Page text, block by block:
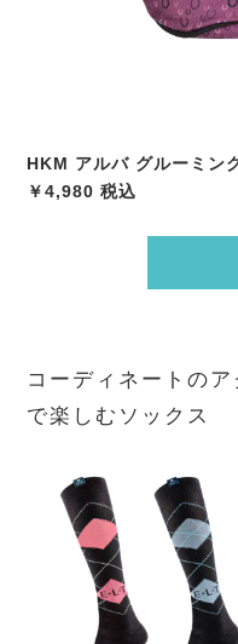
HKM アルバ グルーミン
￥4,980 税込
コーディネートの
で楽しむソックス